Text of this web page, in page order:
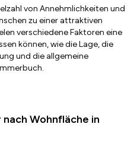
von Annehmlichkeiten und
zu einer attraktiven
verschiedene Faktoren eine
können, wie die Lage, die
und die allgemeine
Wohnfläche in